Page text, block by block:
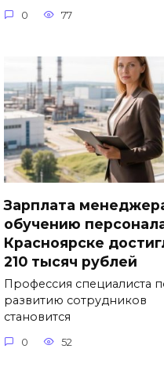
0 77
Зарплата
обучению
Красноярске
210 тысяч рублей
Профессия специалиста
развитию сотрудников
становится
0 52